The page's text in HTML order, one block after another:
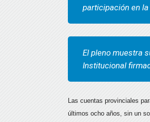
participación en
El pleno muestra
Institucional
Las cuentas provinciales
últimos ocho años, sin un